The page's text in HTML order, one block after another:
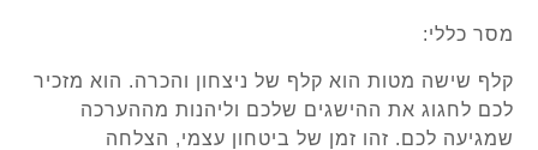
מסר כללי:
קלף שישה מטות הוא קלף של ניצחון והכרה. הוא מזכיר
לכם לחגוג את ההישגים שלכם וליהנות מההערכה
שמגיעה לכם. זהו זמן של ביטחון עצמי, הצלחה